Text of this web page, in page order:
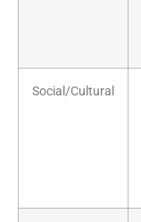
Social/Cultural